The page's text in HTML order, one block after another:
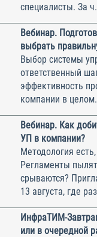
специалисты. За
Вебинар.
выбрать
Выбор системы
ответственный
эффективность
компании в
Вебинар. Как
УП в компании?
Методология
Регламенты
срываются?
13 августа, где
ИнфраТИМ-
или в очередной